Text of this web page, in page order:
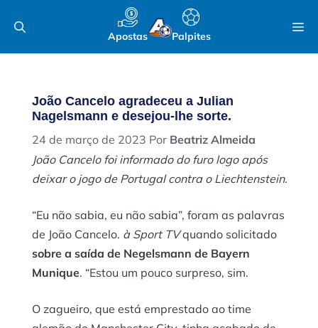
para
Apostas Palpites
João Cancelo agradeceu a Julian
Nagelsmann e desejou-lhe sorte.
24 de março de 2023 Por Beatriz Almeida
João Cancelo foi informado do furo logo após
deixar o jogo de Portugal contra o Liechtenstein.
“Eu não sabia, eu não sabia”, foram as palavras
de João Cancelo. à Sport TVquando solicitado
sobre a saída de Negelsmann de Bayern
Munique. “Estou um pouco surpreso, sim.
O zagueiro, que está emprestado ao time